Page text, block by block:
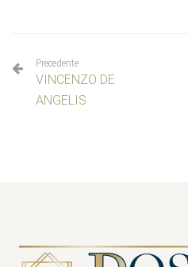
Precedente
VINCENZO DE
ANGELIS